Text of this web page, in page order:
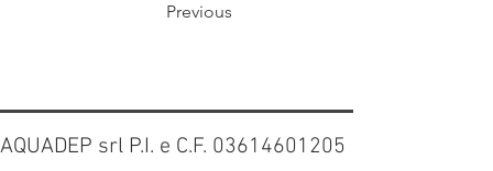
Previous
AQUADEP srl P.I. e C.F. 03614601205